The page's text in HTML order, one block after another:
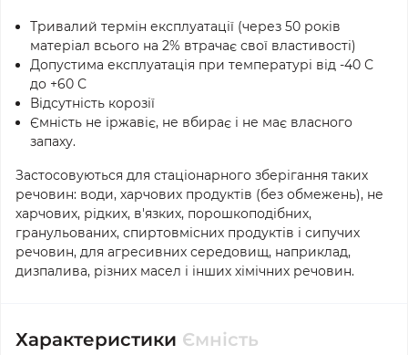
Тривалий термін експлуатації (через 50 років
матеріал всього на 2% втрачає свої властивості)
Допустима експлуатація при температурі від -40 С
до +60 С
Відсутність корозії
Ємність не іржавіє, не вбирає і не має власного
запаху.
Застосовуються для стаціонарного зберігання таких
речовин: води, харчових продуктів (без обмежень), не
харчових, рідких, в'язких, порошкоподібних,
гранульованих, спиртовмісних продуктів і сипучих
речовин, для агресивних середовищ, наприклад,
дизпалива, різних масел і інших хімічних речовин.
Характеристики Ємність